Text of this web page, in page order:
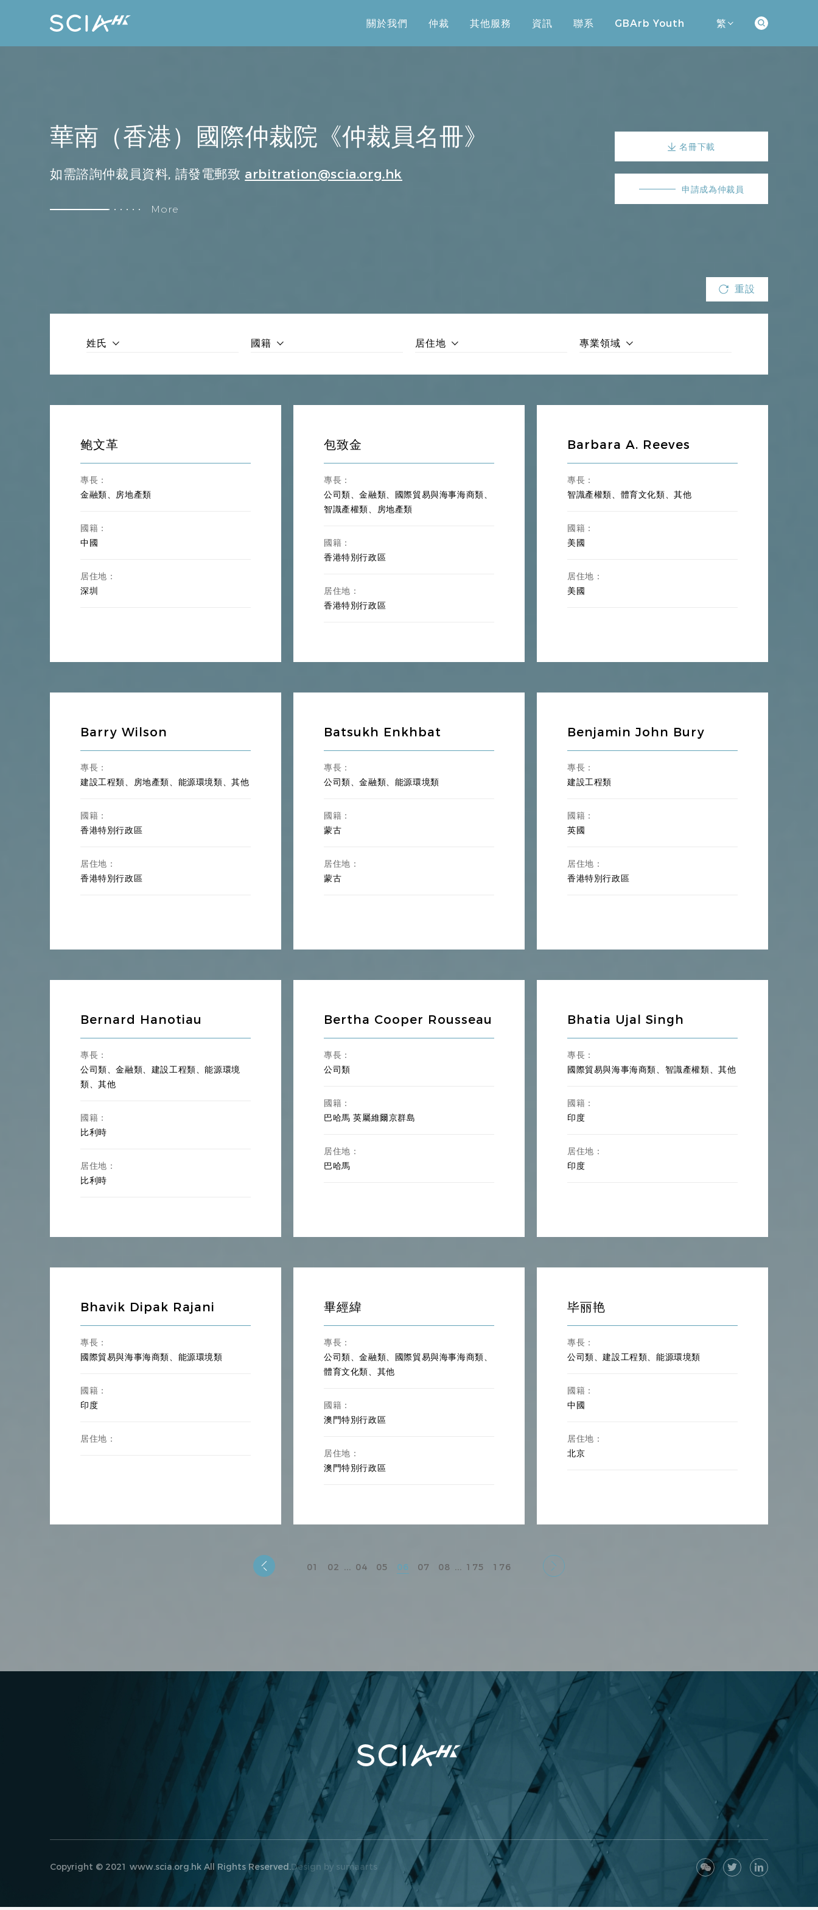
關於我們
仲裁
其他服務
資訊
聯系
GBArb Youth
繁
華南（香港）國際仲裁院《仲裁員名冊》
如需諮詢仲裁員資料, 請發電郵致 arbitration@scia.org.hk
【其他】
反壟斷法、競爭法、勞動法、稅法、刑事法、醫事法、合同法、物權法、產品品質法、國際私法、投資
More
名冊下載
申請成為仲裁員
重設
姓氏 國籍 居住地 專業領域
鲍文革
專長：
金融類、房地產類
國籍：
中國
居住地：
深圳
包致金
專長：
公司類、金融類、國際貿易與海事海商類、
智識產權類、房地產類
國籍：
香港特別行政區
居住地：
香港特別行政區
Barbara A. Reeves
專長：
智識產權類、體育文化類、其他
國籍：
美國
居住地：
美國
Barry Wilson
專長：
建設工程類、房地產類、能源環境類、其他
國籍：
香港特別行政區
居住地：
香港特別行政區
Batsukh Enkhbat
專長：
公司類、金融類、能源環境類
國籍：
蒙古
居住地：
蒙古
Benjamin John Bury
專長：
建設工程類
國籍：
英國
居住地：
香港特別行政區
Bernard Hanotiau
專長：
公司類、金融類、建設工程類、能源環境
類、其他
國籍：
比利時
居住地：
比利時
Bertha Cooper Rousseau
專長：
公司類
國籍：
巴哈馬 英屬維爾京群島
居住地：
巴哈馬
Bhatia Ujal Singh
專長：
國際貿易與海事海商類、智識產權類、其他
國籍：
印度
居住地：
印度
Bhavik Dipak Rajani
專長：
國際貿易與海事海商類、能源環境類
國籍：
印度
居住地：
畢經緯
專長：
公司類、金融類、國際貿易與海事海商類、
體育文化類、其他
國籍：
澳門特別行政區
居住地：
澳門特別行政區
毕丽艳
專長：
公司類、建設工程類、能源環境類
國籍：
中國
居住地：
北京
01 02 ... 04 05 06 07 08 ... 175 176
Copyright © 2021 www.scia.org.hk All Rights Reserved.Design by sumaarts